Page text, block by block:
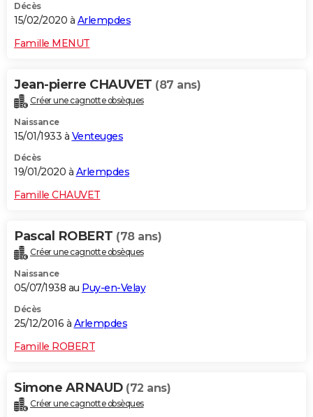
Décès
15/02/2020 à Arlempdes
Famille MENUT
Jean-pierre CHAUVET (87 ans)
Créer une cagnotte obsèques
Naissance
15/01/1933 à Venteuges
Décès
19/01/2020 à Arlempdes
Famille CHAUVET
Pascal ROBERT (78 ans)
Créer une cagnotte obsèques
Naissance
05/07/1938 au Puy-en-Velay
Décès
25/12/2016 à Arlempdes
Famille ROBERT
Simone ARNAUD (72 ans)
Créer une cagnotte obsèques